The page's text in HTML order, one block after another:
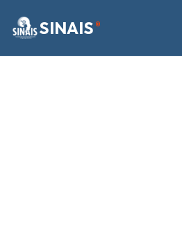
SINAIS ®